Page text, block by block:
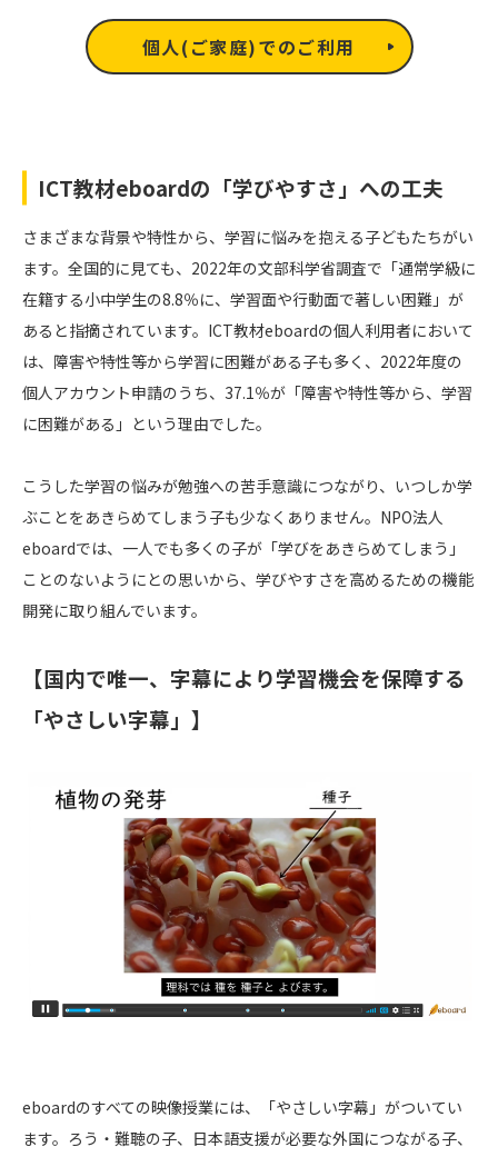
個人(ご家庭)でのご利用
ICT教材eboardの「学びやすさ」への工夫
さまざまな背景や特性から、学習に悩みを抱える子どもたちがい
ます。全国的に見ても、2022年の文部科学省調査で「通常学級に
在籍する小中学生の8.8％に、学習面や行動面で著しい困難」が
あると指摘されています。ICT教材eboardの個人利用者において
は、障害や特性等から学習に困難がある子も多く、2022年度の
個人アカウント申請のうち、37.1％が「障害や特性等から、学習
に困難がある」という理由でした。
こうした学習の悩みが勉強への苦手意識につながり、いつしか学
ぶことをあきらめてしまう子も少なくありません。NPO法人
eboardでは、一人でも多くの子が「学びをあきらめてしまう」
ことのないようにとの思いから、学びやすさを高めるための機能
開発に取り組んでいます。
【国内で唯一、字幕により学習機会を保障する
「やさしい字幕」】
eboardのすべての映像授業には、「やさしい字幕」がついてい
ます。ろう・難聴の子、日本語支援が必要な外国につながる子、